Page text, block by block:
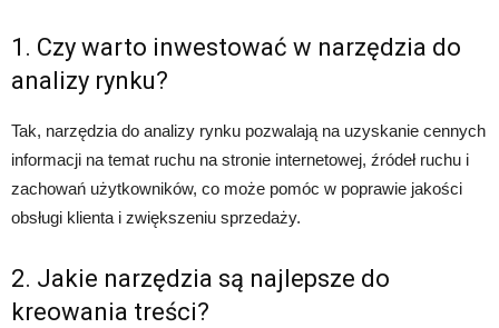
1. Czy warto inwestować w narzędzia do
analizy rynku?
Tak, narzędzia do analizy rynku pozwalają na uzyskanie cennych
informacji na temat ruchu na stronie internetowej, źródeł ruchu i
zachowań użytkowników, co może pomóc w poprawie jakości
obsługi klienta i zwiększeniu sprzedaży.
2. Jakie narzędzia są najlepsze do
kreowania treści?